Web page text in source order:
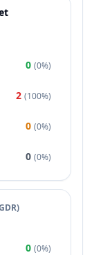
0 (0%)
2 (100%)
0 (0%)
0 (0%)
)
0 (0%)